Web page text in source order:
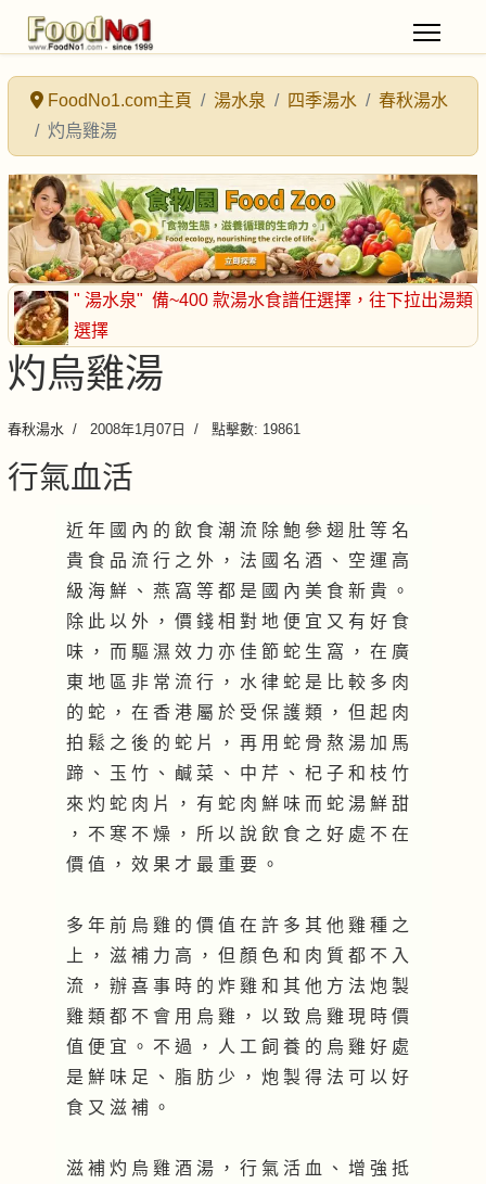
FoodNo1.com主頁 湯水泉 四季湯水
春秋湯水
灼烏雞湯
" 湯水泉" 備~400 款湯水食譜任選擇 ，往下拉出湯類
選擇
灼烏雞湯
春秋湯水 2008年1月07日 點擊數: 19861
行氣血活
近 年 國 內 的 飲 食 潮 流 除 鮑 參 翅 肚 等 名
貴 食 品 流 行 之 外 ， 法 國 名 酒 、 空 運 高
級 海 鮮 、 燕 窩 等 都 是 國 內 美 食 新 貴 。
除 此 以 外 ， 價 錢 相 對 地 便 宜 又 有 好 食
味 ， 而 驅 濕 效 力 亦 佳 節 蛇 生 窩 ， 在 廣
東 地 區 非 常 流 行 ， 水 律 蛇 是 比 較 多 肉
的 蛇 ， 在 香 港 屬 於 受 保 護 類 ， 但 起 肉
拍 鬆 之 後 的 蛇 片 ， 再 用 蛇 骨 熬 湯 加 馬
蹄 、 玉 竹 、 鹹 菜 、 中 芹 、 杞 子 和 枝 竹
來 灼 蛇 肉 片 ， 有 蛇 肉 鮮 味 而 蛇 湯 鮮 甜
， 不 寒 不 燥 ， 所 以 說 飲 食 之 好 處 不 在
價 值 ， 效 果 才 最 重 要 。
多 年 前 烏 雞 的 價 值 在 許 多 其 他 雞 種 之
上 ， 滋 補 力 高 ， 但 顏 色 和 肉 質 都 不 入
流 ， 辦 喜 事 時 的 炸 雞 和 其 他 方 法 炮 製
雞 類 都 不 會 用 烏 雞 ， 以 致 烏 雞 現 時 價
值 便 宜 。 不 過 ， 人 工 飼 養 的 烏 雞 好 處
是 鮮 味 足 、 脂 肪 少 ， 炮 製 得 法 可 以 好
食 又 滋 補 。
滋 補 灼 烏 雞 酒 湯 ， 行 氣 活 血 、 增 強 抵